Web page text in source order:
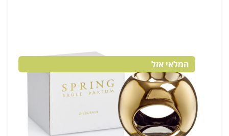
המלאי אזל